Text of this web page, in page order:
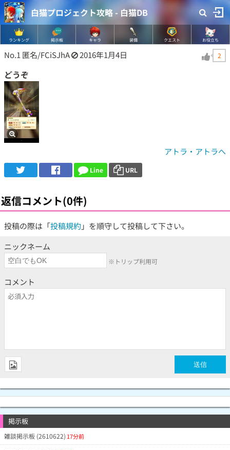
白猫プロジェクト攻略 - 白猫DB
ランキング 掲示板 キャラ 装備 クエスト お役立ち
No.1 匿名/FCiSJhA 2016年1月4日 2
どうぞ
アトラ・アトラへ
Line URL
返信コメント(0件)
投稿の際は「投稿規約 」を順守して投稿して下さい。
ニックネーム
※トリップ利用可
コメント
掲示板
雑談掲示板 (2610622) 17分前